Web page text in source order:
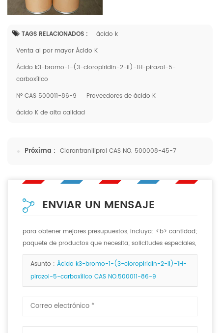
TAGS RELACIONADOS :
ácido k
Venta al por mayor Ácido K
Ácido k3-bromo-1-(3-cloropiridin-2-il)-1H-pirazol-5-
carboxílico
Nº CAS 500011-86-9
Proveedores de ácido K
ácido K de alta calidad
Próxima : Clorantraniliprol CAS NO. 500008-45-7
ENVIAR UN MENSAJE
para obtener mejores presupuestos, incluya: <b> cantidad;
paquete de productos que necesita; solicitudes especiales,
si las hay. <b>
Asunto : Ácido k3-bromo-1-(3-cloropiridin-2-il)-1H-
pirazol-5-carboxílico CAS NO.500011-86-9